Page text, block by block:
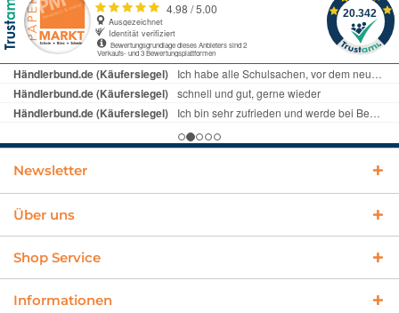
Newsletter
Über uns
Shop Service
Informationen